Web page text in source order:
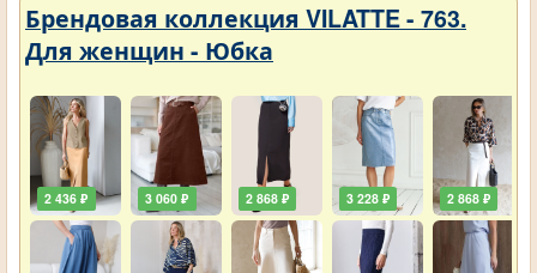
Брендовая коллекция VILATTE - 763.
Для женщин - Юбка
2 436 ₽ 3 060 ₽ 2 868 ₽ 3 228 ₽ 2 868 ₽